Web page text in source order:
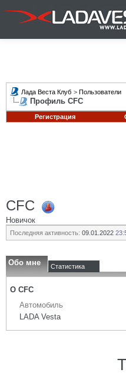
Лада Веста Клуб > Пользователи
Профиль CFC
Регистрация
CFC
Новичок
Последняя активность: 09.01.2022
Обо мне Статистика
О CFC
Автомобиль
LADA Vesta